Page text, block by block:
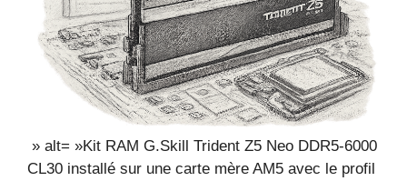
» alt= »Kit RAM G.Skill Trident Z5 Neo DDR5-6000
CL30 installé sur une carte mère AM5 avec le profil